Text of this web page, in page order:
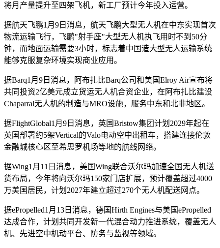
将月产量提升至四架飞机，新工厂预计今年投入运营。
据航天飞鹏1月9日消息，航天飞鹏大型无人机在中东实现首次
物流运输飞行，飞鹏"射手座"大型无人机执飞用时不到50分
钟，而地面运输需要3小时，标志着中国造大型无人运输系统
能够克服复杂环境实现商业应用。
据Barq1月9日消息，阿布扎比Barq公司和美国Elroy Air宣布将
共同投资2亿美元成立货运无人机合资企业，在阿布扎比建设
Chaparral无人机的制造与MRO设施，服务中东和北非地区。
据FlightGlobal1月9日消息，英国Bristow集团计划2029年起在
英国部署约5架Vertical的Valo电动空中出租车，搭建连接伦敦
金融城核心区至希思罗机场等地的航线网络。
据Wing1月11日消息，美国Wing联合沃尔玛加速全国无人机送
货布局，今年将向沃尔玛150家门店扩展，预计覆盖超过4000
万美国居民，计划2027年建立超过270个无人机配送网点。
据ePropelled1月13日消息，德国Hirth Engines与美国ePropelled
达成合作，计划共同开发新一代混合动力推进系统，覆盖无人
机、先进空中机动平台、防务与监视等领域。